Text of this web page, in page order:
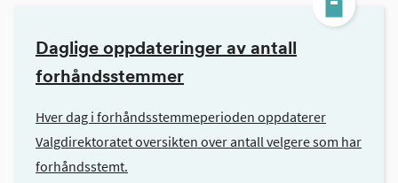
Daglige oppdateringer av antall
forhåndsstemmer
Hver dag i forhåndsstemmeperioden oppdaterer
Valgdirektoratet oversikten over antall velgere som har
forhåndsstemt.